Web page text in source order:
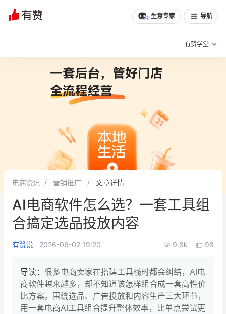
生意专家 导航
有赞学堂
增长方法
有赞专家说
新零售最佳实践
面对面聊增长
新零售大会 新零售茶会
增长产品指南
智库 产品场景库
文章 问诊 分享
电商资讯 营销推广 文章详情
AI电商软件怎么选？一套工具组
合搞定选品投放内容
有赞说 2026-06-02 19:20 9.8k 98
导读： 很多电商卖家在搭建工具栈时都会纠结，AI电
商软件越来越多，却不知道该怎样组合成一套高性价
比方案。围绕选品、广告投放和内容生产三大环节，
用一套电商AI工具组合提升整体效率，比单点尝试更